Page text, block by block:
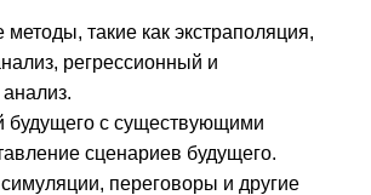
методы, такие как экстраполяция,
регрессионный и
будущего с существующими
сценариев будущего.
переговоры и другие